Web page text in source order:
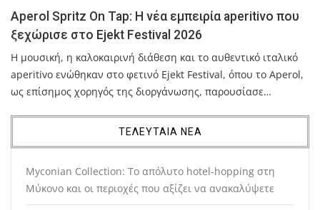
Aperol Spritz On Tap: Η νέα εμπειρία aperitivo που
ξεχώρισε στο Ejekt Festival 2026
Η μουσική, η καλοκαιρινή διάθεση και το αυθεντικό ιταλικό
aperitivo ενώθηκαν στο φετινό Ejekt Festival, όπου το Aperol,
ως επίσημος χορηγός της διοργάνωσης, παρουσίασε…
ΤΕΛΕΥΤΑΙΑ ΝΕΑ
Myconian Collection: Το απόλυτο hotel-hopping στη
Μύκονο και οι περιοχές που αξίζει να ανακαλύψετε